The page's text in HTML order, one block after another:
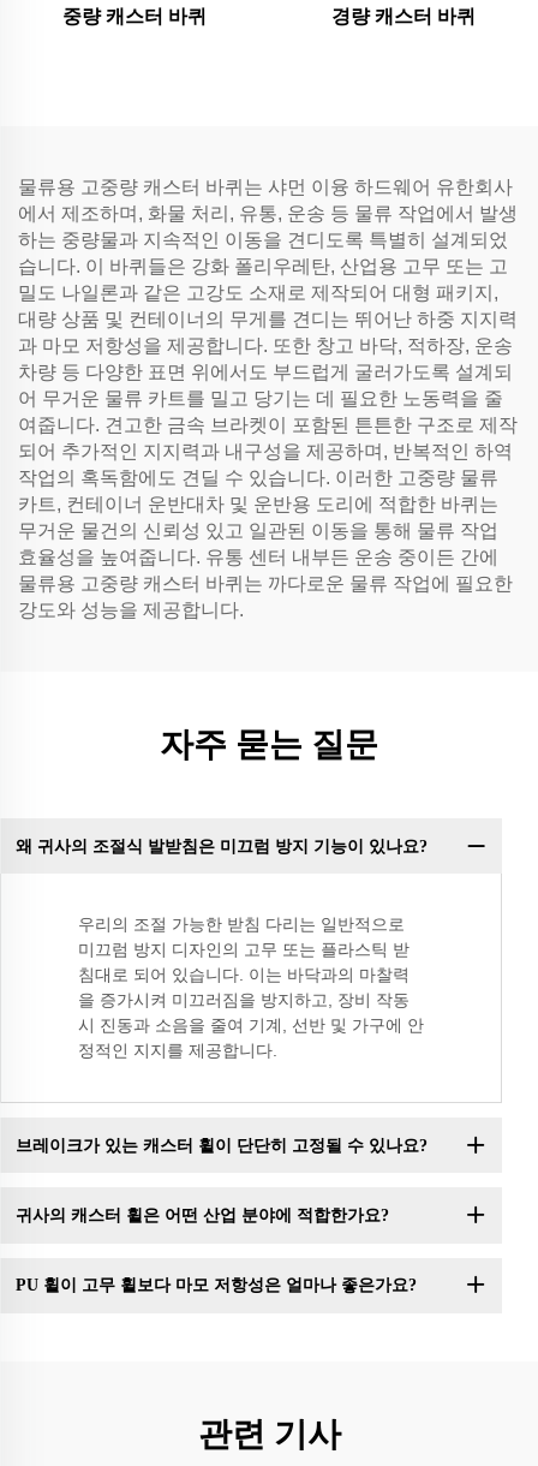
중량 캐스터 바퀴 경량 캐스터 바퀴
물류용 고중량 캐스터 바퀴는 샤먼 이융 하드웨어 유한회사
에서 제조하며, 화물 처리, 유통, 운송 등 물류 작업에서 발생
하는 중량물과 지속적인 이동을 견디도록 특별히 설계되었
습니다. 이 바퀴들은 강화 폴리우레탄, 산업용 고무 또는 고
밀도 나일론과 같은 고강도 소재로 제작되어 대형 패키지,
대량 상품 및 컨테이너의 무게를 견디는 뛰어난 하중 지지력
과 마모 저항성을 제공합니다. 또한 창고 바닥, 적하장, 운송
차량 등 다양한 표면 위에서도 부드럽게 굴러가도록 설계되
어 무거운 물류 카트를 밀고 당기는 데 필요한 노동력을 줄
여줍니다. 견고한 금속 브라켓이 포함된 튼튼한 구조로 제작
되어 추가적인 지지력과 내구성을 제공하며, 반복적인 하역
작업의 혹독함에도 견딜 수 있습니다. 이러한 고중량 물류
카트, 컨테이너 운반대차 및 운반용 도리에 적합한 바퀴는
무거운 물건의 신뢰성 있고 일관된 이동을 통해 물류 작업
효율성을 높여줍니다. 유통 센터 내부든 운송 중이든 간에
물류용 고중량 캐스터 바퀴는 까다로운 물류 작업에 필요한
강도와 성능을 제공합니다.
자주 묻는 질문
왜 귀사의 조절식 발받침은 미끄럼 방지 기능이 있나요?
우리의 조절 가능한 받침 다리는 일반적으로
미끄럼 방지 디자인의 고무 또는 플라스틱 받
침대로 되어 있습니다. 이는 바닥과의 마찰력
을 증가시켜 미끄러짐을 방지하고, 장비 작동
시 진동과 소음을 줄여 기계, 선반 및 가구에 안
정적인 지지를 제공합니다.
브레이크가 있는 캐스터 휠이 단단히 고정될 수 있나요?
귀사의 캐스터 휠은 어떤 산업 분야에 적합한가요?
PU 휠이 고무 휠보다 마모 저항성은 얼마나 좋은가요?
관련 기사